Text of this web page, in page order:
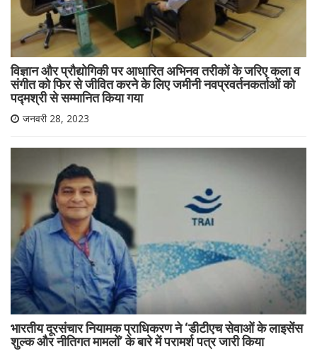
विज्ञान और प्रौद्योगिकी पर आधारित अभिनव तरीकों के जरिए कला व
संगीत को फिर से जीवित करने के लिए जमीनी नवप्रवर्तनकर्ताओं को
पद्मश्री से सम्मानित किया गया
जनवरी 28, 2023
भारतीय दूरसंचार नियामक प्राधिकरण ने ‘डीटीएच सेवाओं के लाइसेंस
शुल्क और नीतिगत मामलों’ के बारे में परामर्श पत्र जारी किया